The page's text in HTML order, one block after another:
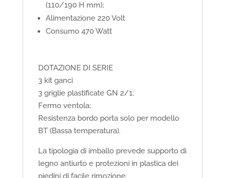
(110/190 H mm);
Alimentazione 220 Volt
Consumo 470 Watt
DOTAZIONE DI SERIE
3 kit ganci
3 griglie plastificate GN 2/1;
Fermo ventola;
Resistenza bordo porta solo per modello
BT (Bassa temperatura).
La tipologia di imballo prevede supporto di
legno antiurto e protezioni in plastica dei